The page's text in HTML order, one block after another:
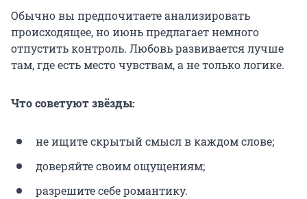
Обычно вы предпочитаете анализировать
происходящее, но июнь предлагает немного
отпустить контроль. Любовь развивается лучше
там, где есть место чувствам, а не только логике.
Что советуют звёзды:
не ищите скрытый смысл в каждом слове;
доверяйте своим ощущениям;
разрешите себе романтику.